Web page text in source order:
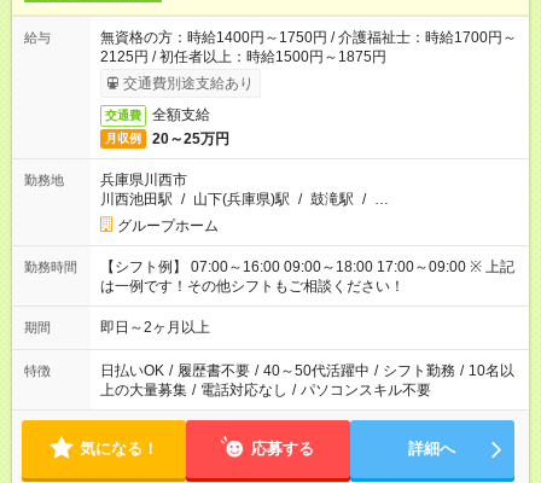
給与
無資格の方：時給1400円～1750円 / 介護福祉士：時給1700円～
2125円 / 初任者以上：時給1500円～1875円
交通費別途支給あり
交通費 全額支給
月収例 20～25万円
勤務地
兵庫県川西市
川西池田駅 / 山下(兵庫県)駅 / 鼓滝駅 / …
グループホーム
勤務時間
【シフト例】 07:00～16:00 09:00～18:00 17:00～09:00 ※ 上記
は一例です！その他シフトもご相談ください！
期間 即日～2ヶ月以上
特徴 日払いOK / 履歴書不要 / 40～50代活躍中 / シフト勤務 / 10名以
上の大量募集 / 電話対応なし / パソコンスキル不要
気になる！ 応募する 詳細へ